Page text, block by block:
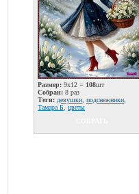
Размер: 9x12 = 108шт
Собран: 8 раз
Теги: девушки подснежники
Тамара Б
цветы